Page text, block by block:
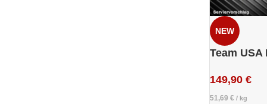
NEW
Team USA
149,90 €
51,69 € / kg